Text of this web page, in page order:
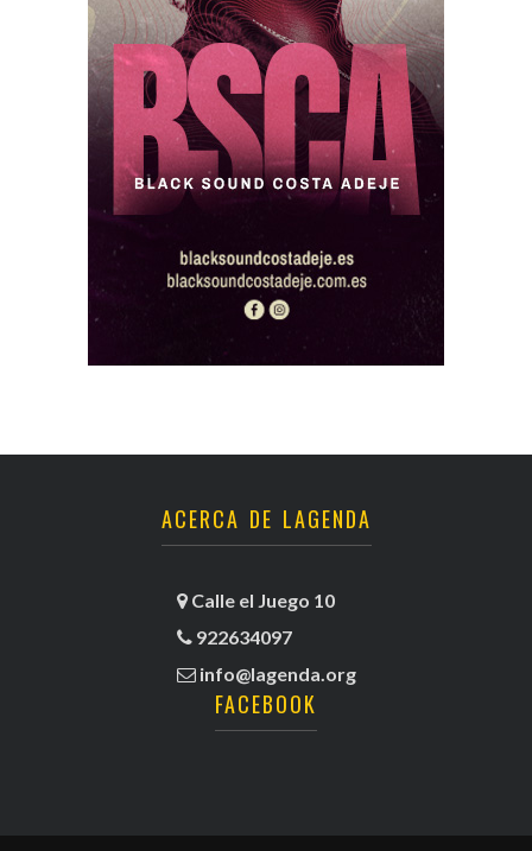
ACERCA DE LAGENDA
Calle el Juego 10
922634097
info@lagenda.org
FACEBOOK